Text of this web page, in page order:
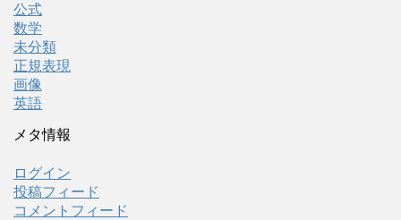
公式
数学
未分類
正規表現
画像
英語
メタ情報
ログイン
投稿フィード
コメントフィード